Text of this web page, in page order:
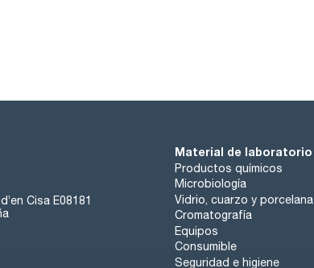
Cisa E08181
Material de laboratorio
Productos químicos
Microbiología
Vidrio, cuarzo y porcelana
Cromatografía
Equipos
Consumible
Seguridad e higiene